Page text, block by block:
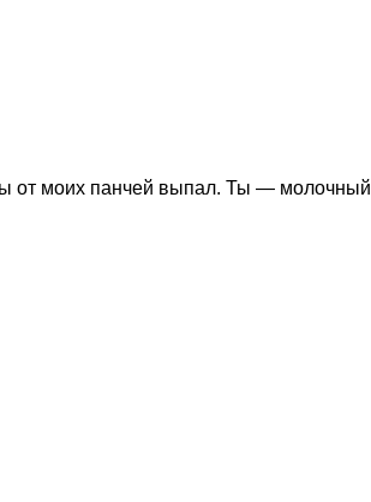
от моих панчей выпал. Ты —